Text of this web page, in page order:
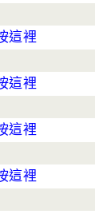
這裡
這裡
這裡
這裡